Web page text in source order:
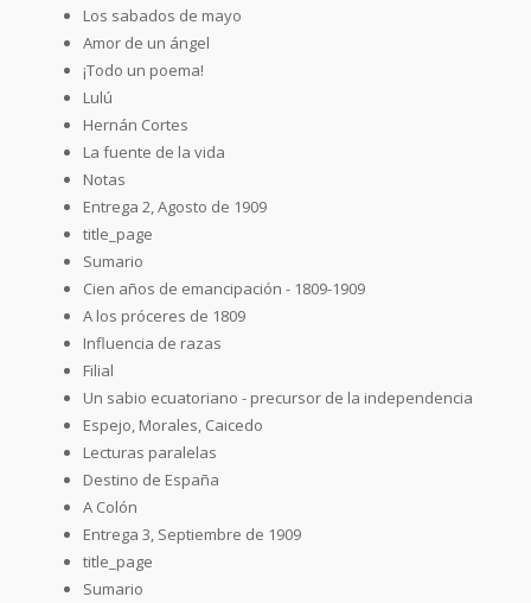
Los sabados de mayo
Amor de un ángel
¡Todo un poema!
Lulú
Hernán Cortes
La fuente de la vida
Notas
Entrega 2, Agosto de 1909
title_page
Sumario
Cien años de emancipación - 1809-1909
A los próceres de 1809
Influencia de razas
Filial
Un sabio ecuatoriano - precursor de la independencia
Espejo, Morales, Caicedo
Lecturas paralelas
Destino de España
A Colón
Entrega 3, Septiembre de 1909
title_page
Sumario